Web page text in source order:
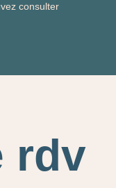
consulter
rdv